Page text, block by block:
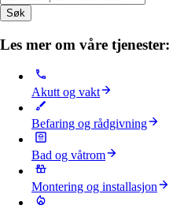
Søk
Les mer om våre tjenester:
Akutt og vakt
Befaring og rådgivning
Bad og våtrom
Montering og installasjon